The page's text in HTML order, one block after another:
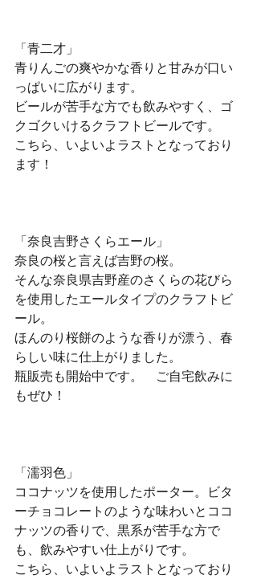
「青二才」
青りんごの爽やかな香りと甘みが口い
っぱいに広がります。
ビールが苦手な方でも飲みやすく、ゴ
クゴクいけるクラフトビールです。
こちら、いよいよラストとなっており
ます！
「奈良吉野さくらエール」
奈良の桜と言えば吉野の桜。
そんな奈良県吉野産のさくらの花びら
を使用したエールタイプのクラフトビ
ール。
ほんのり桜餅のような香りが漂う、春
らしい味に仕上がりました。
瓶販売も開始中です。　ご自宅飲みに
もぜひ！
「濡羽色」
ココナッツを使用したポーター。ビタ
ーチョコレートのような味わいとココ
ナッツの香りで、黒系が苦手な方で
も、飲みやすい仕上がりです。
こちら、いよいよラストとなっており